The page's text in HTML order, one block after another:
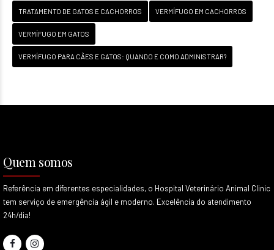
TRATAMENTO DE GATOS E CACHORROS VERMÍFUGO EM CACHORROS
VERMÍFUGO EM GATOS
VERMÍFUGO PARA CÃES E GATOS: QUANDO E COMO ADMINISTRAR?
Quem somos
Referência em diferentes especialidades, o Hospital Veterinário Animal Clinic
tem serviço de emergência ágil e moderno. Excelência do atendimento
24h/dia!